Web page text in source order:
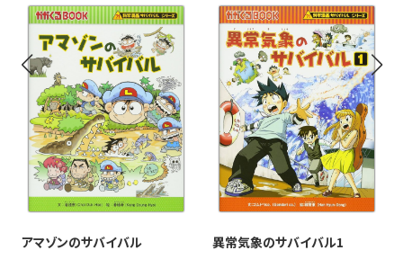
アマゾンのサバイバル 異常気象のサバイバル1